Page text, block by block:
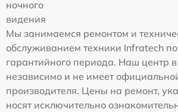
ночного
видения
Мы занимаемся ремонтом и
обслуживанием техники Infratech
гарантийного периода. Наш центр
независимо и не имеет
производителя. Цены на ремонт,
носят исключительно